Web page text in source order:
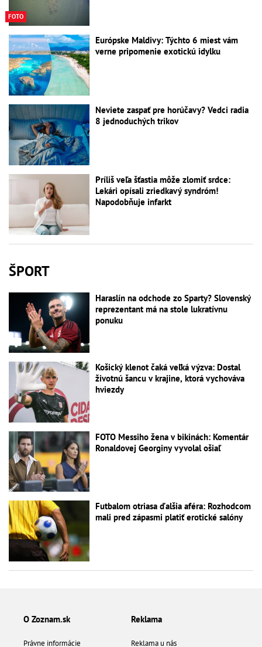
FOTO
Európske Maldivy: Týchto 6 miest vám
verne pripomenie exotickú idylku
Neviete zaspať pre horúčavy? Vedci radia
8 jednoduchých trikov
Príliš veľa šťastia môže zlomiť srdce:
Lekári opísali zriedkavý syndróm!
Napodobňuje infarkt
ŠPORT
Haraslín na odchode zo Sparty? Slovenský
reprezentant má na stole lukratívnu
ponuku
Košický klenot čaká veľká výzva: Dostal
životnú šancu v krajine, ktorá vychováva
hviezdy
FOTO Messiho žena v bikinách: Komentár
Ronaldovej Georginy vyvolal ošiaľ
Futbalom otriasa ďalšia aféra: Rozhodcom
mali pred zápasmi platiť erotické salóny
O Zoznam.sk
Právne informácie
Reklama
Reklama u nás